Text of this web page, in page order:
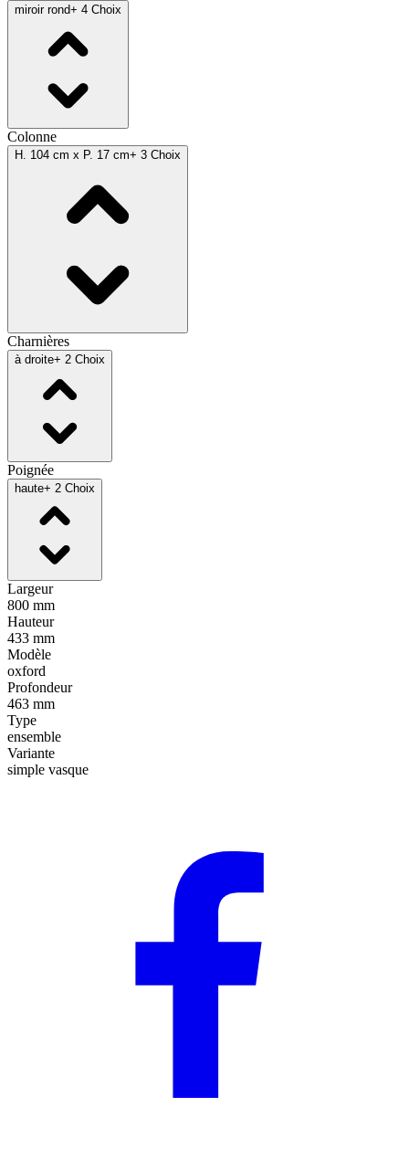
miroir rond+ 4 Choix
Colonne
H. 104 cm x P. 17 cm+ 3 Choix
Charnières
à droite+ 2 Choix
Poignée
haute+ 2 Choix
Largeur
800 mm
Hauteur
433 mm
Modèle
oxford
Profondeur
463 mm
Type
ensemble
Variante
simple vasque